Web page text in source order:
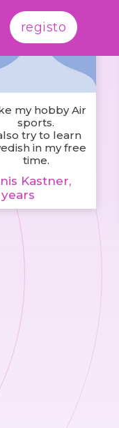
registo
my hobby Air
sports.
try to learn
in my free
time.
Kastner,